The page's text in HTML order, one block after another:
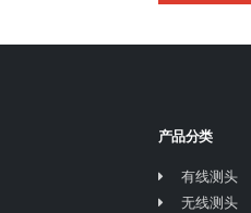
产品分类
有线测头
无线测头